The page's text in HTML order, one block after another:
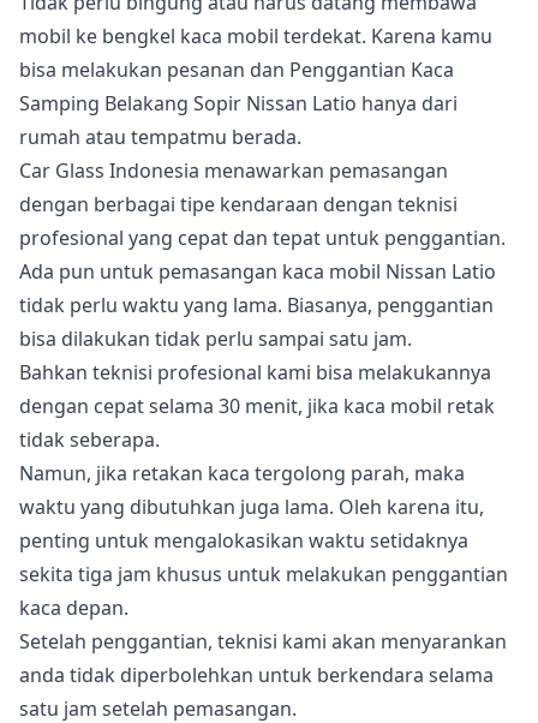
mobil ke bengkel kaca mobil terdekat. Karena kamu
bisa melakukan pesanan dan Penggantian Kaca
Samping Belakang Sopir Nissan Latio hanya dari
rumah atau tempatmu berada.
Car Glass Indonesia menawarkan pemasangan
dengan berbagai tipe kendaraan dengan teknisi
profesional yang cepat dan tepat untuk penggantian.
Ada pun untuk pemasangan kaca mobil Nissan Latio
tidak perlu waktu yang lama. Biasanya, penggantian
bisa dilakukan tidak perlu sampai satu jam.
Bahkan teknisi profesional kami bisa melakukannya
dengan cepat selama 30 menit, jika kaca mobil retak
tidak seberapa.
Namun, jika retakan kaca tergolong parah, maka
waktu yang dibutuhkan juga lama. Oleh karena itu,
penting untuk mengalokasikan waktu setidaknya
sekita tiga jam khusus untuk melakukan penggantian
kaca depan.
Setelah penggantian, teknisi kami akan menyarankan
anda tidak diperbolehkan untuk berkendara selama
satu jam setelah pemasangan.